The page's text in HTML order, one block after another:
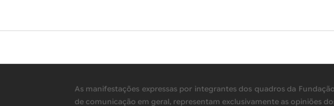
As manifestações expressas por integrantes dos quadros da
de comunicação em geral, representam exclusivamente as opiniões